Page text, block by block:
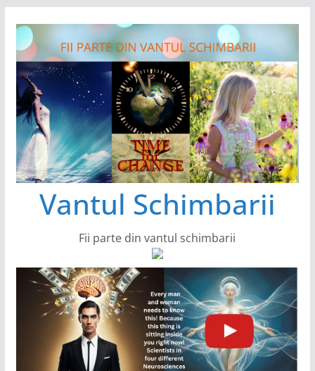
conținut
Vantul Schimbarii
Fii parte din vantul schimbarii